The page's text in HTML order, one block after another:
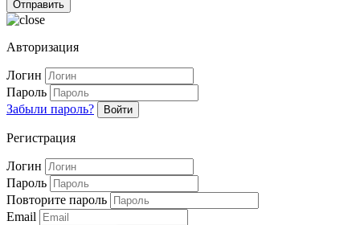
Авторизация
Логин
Пароль
Забыли пароль?
Войти
Регистрация
Логин
Пароль
Повторите пароль
Email